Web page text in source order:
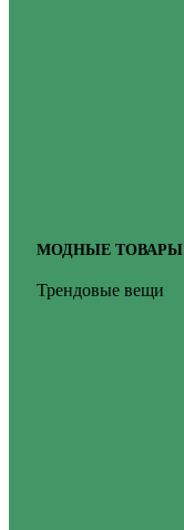
МОДНЫЕ ТОВАРЫ
Трендовые вещи